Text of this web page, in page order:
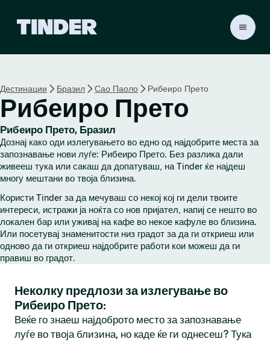
r
H
o
m
e
Дестинации Бразил Сао Паоло Рибеиро Прето
Рибеиро Прето
Рибеиро Прето, Бразил
Дознај како оди излегувањето во едно од најдобрите места за
запознавање нови луѓе: Рибеиро Прето. Без разлика дали
живееш тука или сакаш да допатуваш, на Tinder ќе најдеш
многу мештани во твоја близина.
Користи Tinder за да мечуваш со некој кој ги дели твоите
интереси, истражи ја ноќта со нов пријател, напиј се нешто во
локален бар или уживај на кафе во некое кафуле во близина.
Или посетувај знаменитости низ градот за да ги откриеш или
одново да ги откриеш најдобрите работи кои можеш да ги
правиш во градот.
Неколку предлози за излегување во
Рибеиро Прето:
Веќе го знаеш најдоброто место за запознавање
луѓе во твоја близина, но каде ќе ги однесеш? Тука